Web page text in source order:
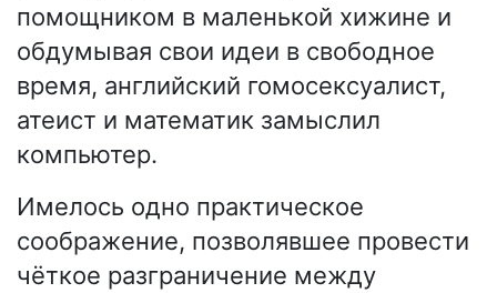
помощником в маленькой хижине и
обдумывая свои идеи в свободное
время, английский гомосексуалист,
атеист и математик замыслил
компьютер.
Имелось одно практическое
соображение, позволявшее провести
чёткое разграничение между